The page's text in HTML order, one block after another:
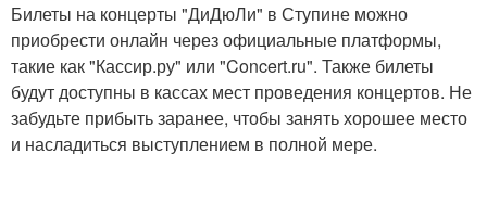
Билеты на концерты "ДиДюЛи" в Ступине можно
приобрести онлайн через официальные платформы,
такие как "Кассир.ру" или "Concert.ru". Также билеты
будут доступны в кассах мест проведения концертов. Не
забудьте прибыть заранее, чтобы занять хорошее место
и насладиться выступлением в полной мере.